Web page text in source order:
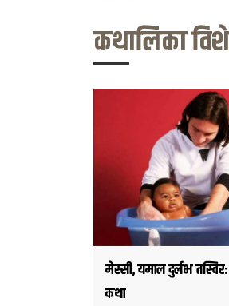
कथालिका
मेस्सी, यमाल दुर्लभ
कथा